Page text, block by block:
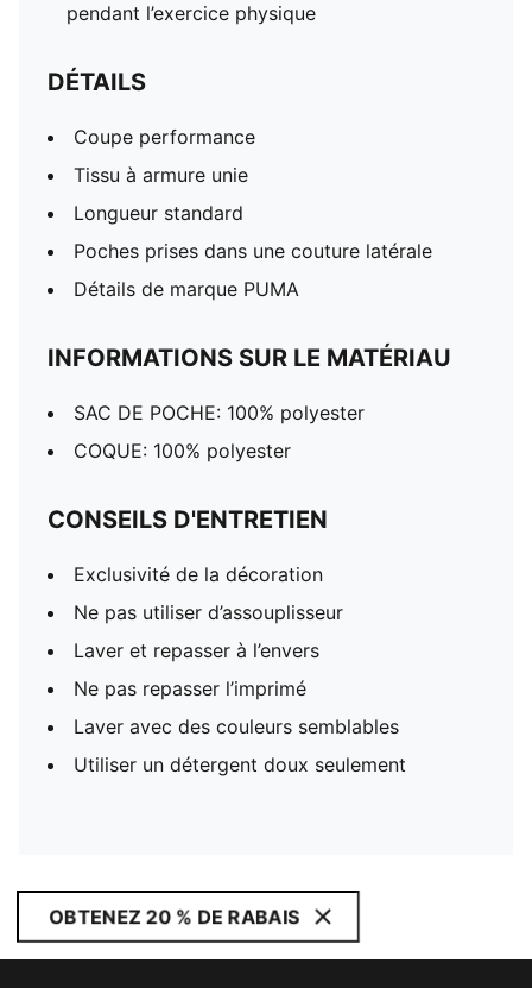
pendant l’exercice physique
DÉTAILS
Coupe performance
Tissu à armure unie
Longueur standard
Poches prises dans une couture latérale
Détails de marque PUMA
INFORMATIONS SUR LE MATÉRIAU
SAC DE POCHE: 100% polyester
COQUE: 100% polyester
CONSEILS D'ENTRETIEN
Exclusivité de la décoration
Ne pas utiliser d’assouplisseur
Laver et repasser à l’envers
Ne pas repasser l’imprimé
Laver avec des couleurs semblables
Utiliser un détergent doux seulement
OBTENEZ 20 % DE RABAIS